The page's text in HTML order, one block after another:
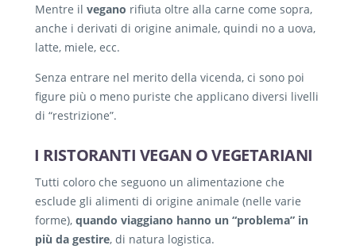
Mentre il vegano rifiuta oltre alla carne come sopra,
anche i derivati di origine animale, quindi no a uova,
latte, miele, ecc.
Senza entrare nel merito della vicenda, ci sono poi
figure più o meno puriste che applicano diversi livelli
di “restrizione”.
I RISTORANTI VEGAN O VEGETARIANI
Tutti coloro che seguono un alimentazione che
esclude gli alimenti di origine animale (nelle varie
forme), quando viaggiano hanno un “problema” in
più da gestire, di natura logistica.